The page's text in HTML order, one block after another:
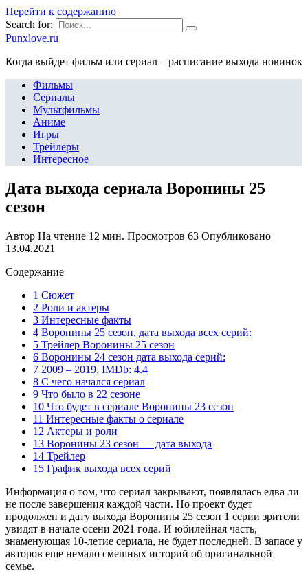
Перейти к содержанию
Search for:
Punxlove.ru
Когда выйдет фильм или сериал – расписание выхода новинок
Фильмы
Сериалы
Мультфильмы
Аниме
Игры
Трейлеры
Интересное
Дата выхода сериала Воронины 25
сезон
Автор На чтение 12 мин. Просмотров 63 Опубликовано
13.04.2021
Содержание
1 Сюжет
2 Роли и актеры
3 Интересные факты
4 Воронины 25 сезон, дата выхода всех серий:
5 Трейлер Воронины 25 сезон
6 Воронины 24 сезон дата выхода серий:
7 2009 – 2019, IMDb: 4.4
8 С чего начался сериал
9 Что было в 22 сезоне
10 Что будет в сериале Воронины 23 сезон
11 Интересные факты о сериале
12 Актеры и роли
13 Воронины 23 сезон — дата выхода
14 Трейлер
15 График выхода всех серий
Информация о том, что сериал закрывают, появлялась едва ли
не после завершения каждой части. Но проект будет
продолжен и дату выхода Воронины 25 сезон 1 серии зрители
увидят в начале осени 2021 года. И юбилейная часть,
знаменующая 10-летие сериала, не будет последней. В запасе у
авторов еще немало смешных историй об оригинальной
семье.